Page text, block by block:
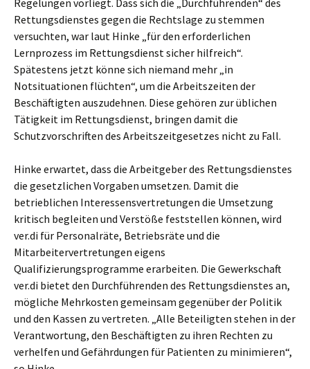
Regelungen vorliegt. Dass sich die „Durchführenden“ des
Rettungsdienstes gegen die Rechtslage zu stemmen
versuchten, war laut Hinke „für den erforderlichen
Lernprozess im Rettungsdienst sicher hilfreich“.
Spätestens jetzt könne sich niemand mehr „in
Notsituationen flüchten“, um die Arbeitszeiten der
Beschäftigten auszudehnen. Diese gehören zur üblichen
Tätigkeit im Rettungsdienst, bringen damit die
Schutzvorschriften des Arbeitszeitgesetzes nicht zu Fall.
Hinke erwartet, dass die Arbeitgeber des Rettungsdienstes
die gesetzlichen Vorgaben umsetzen. Damit die
betrieblichen Interessensvertretungen die Umsetzung
kritisch begleiten und Verstöße feststellen können, wird
ver.di für Personalräte, Betriebsräte und die
Mitarbeitervertretungen eigens
Qualifizierungsprogramme erarbeiten. Die Gewerkschaft
ver.di bietet den Durchführenden des Rettungsdienstes an,
mögliche Mehrkosten gemeinsam gegenüber der Politik
und den Kassen zu vertreten. „Alle Beteiligten stehen in der
Verantwortung, den Beschäftigten zu ihren Rechten zu
verhelfen und Gefährdungen für Patienten zu minimieren“,